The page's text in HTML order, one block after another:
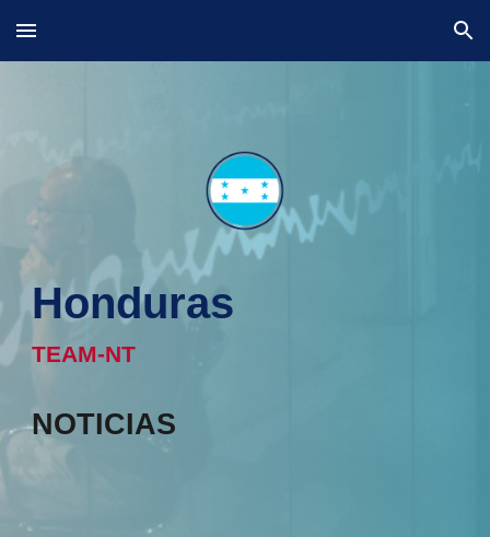
Skip to main content Skip to navigation
Honduras
TEAM-NT
NOTICIAS